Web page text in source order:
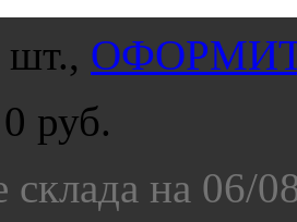
шт.,
0 руб.
склада на 06/